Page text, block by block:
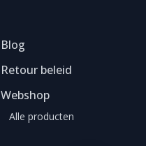
Blog
Retour beleid
Webshop
Alle producten